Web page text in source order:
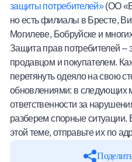
защиты потребителей»(ОО
но есть филиалы в Бресте,
Могилеве, Бобруйске и
Защита прав потребителей –
продавцом и покупателем.
перетянуть одеяло на свою
обновлениями: в следующих
ответственности за
разберем спорные ситуации.
этой теме, отправьте их по